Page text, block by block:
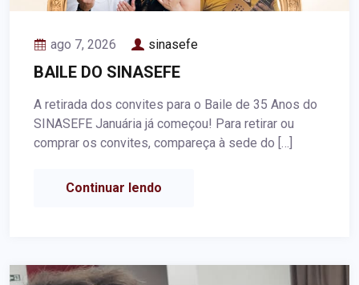
ago 7, 2026 sinasefe
BAILE DO SINASEFE
A retirada dos convites para o Baile de 35 Anos do
SINASEFE Januária já começou! Para retirar ou
comprar os convites, compareça à sede do […]
Continuar lendo